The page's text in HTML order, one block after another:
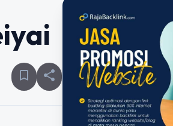
bookmark_border share